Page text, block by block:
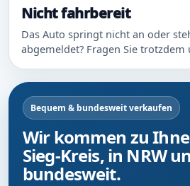
Nicht fahrbereit
Das Auto springt nicht an oder
abgemeldet? Fragen Sie
Bequem & bundesweit verkaufen
Wir kommen zu
Sieg-Kreis, in NRW
bundesweit.